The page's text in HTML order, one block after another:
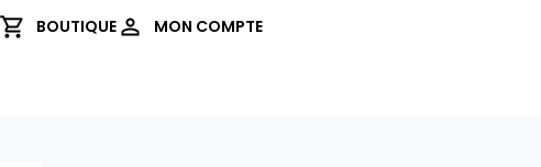
BOUTIQUE MON COMPTE